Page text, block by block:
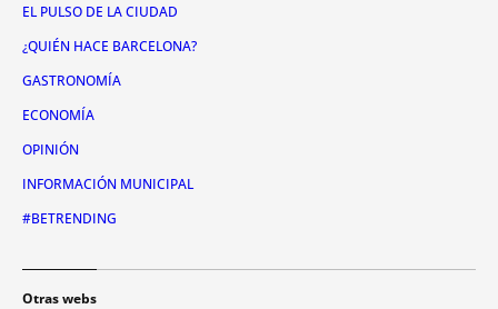
EL PULSO DE LA CIUDAD
¿QUIÉN HACE BARCELONA?
GASTRONOMÍA
ECONOMÍA
OPINIÓN
INFORMACIÓN MUNICIPAL
#BETRENDING
Otras webs